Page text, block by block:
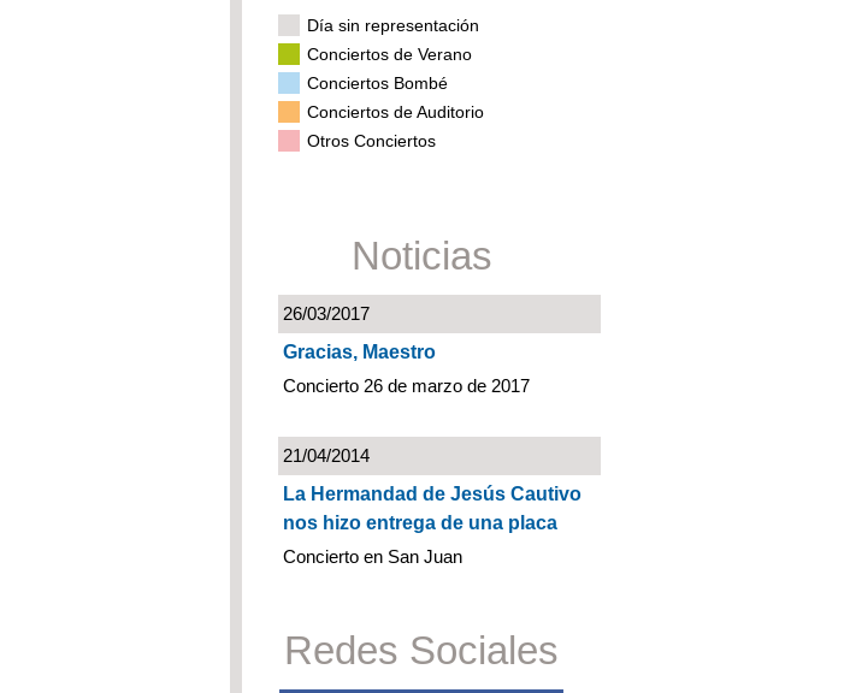
Día sin representación
Conciertos de Verano
Conciertos Bombé
Conciertos de Auditorio
Otros Conciertos
Noticias
26/03/2017
Gracias, Maestro
Concierto 26 de marzo de 2017
21/04/2014
La Hermandad de Jesús Cautivo
nos hizo entrega de una placa
Concierto en San Juan
Redes Sociales